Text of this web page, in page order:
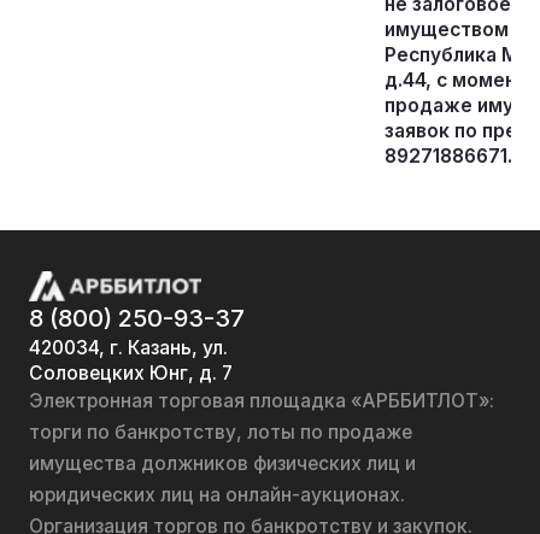
имуществом
Республика
д.44, с
продаже
заявок по
89271886671.
8 (800) 250-93-37
420034, г. Казань, ул.
Соловецких Юнг, д. 7
Электронная торговая площадка «АРББИТЛОТ»:
торги по банкротству, лоты по продаже
имущества должников физических лиц и
юридических лиц на онлайн-аукционах.
Организация торгов по банкротству и закупок.